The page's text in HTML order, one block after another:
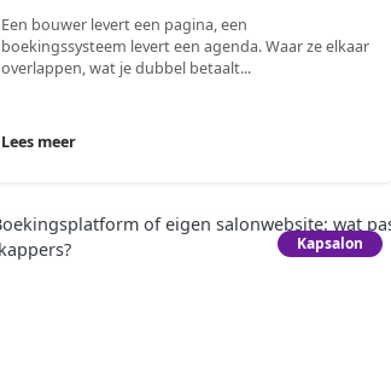
Een bouwer levert een pagina, een
boekingssysteem levert een agenda. Waar ze elkaar
overlappen, wat je dubbel betaalt...
Lees meer
Kapsalon